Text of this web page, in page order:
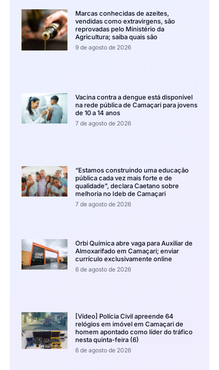
Marcas conhecidas de azeites,
vendidas como extravirgens, são
reprovadas pelo Ministério da
Agricultura; saiba quais são
9 de agosto de 2026
Vacina contra a dengue está disponível
na rede pública de Camaçari para jovens
de 10 a 14 anos
7 de agosto de 2026
“Estamos construindo uma educação
pública cada vez mais forte e de
qualidade”, declara Caetano sobre
melhoria no Ideb de Camaçari
7 de agosto de 2026
Orbi Química abre vaga para Auxiliar de
Almoxarifado em Camaçari; enviar
currículo exclusivamente online
6 de agosto de 2026
[Vídeo] Polícia Civil apreende 64
relógios em imóvel em Camaçari de
homem apontado como líder do tráfico
nesta quinta-feira (6)
6 de agosto de 2026